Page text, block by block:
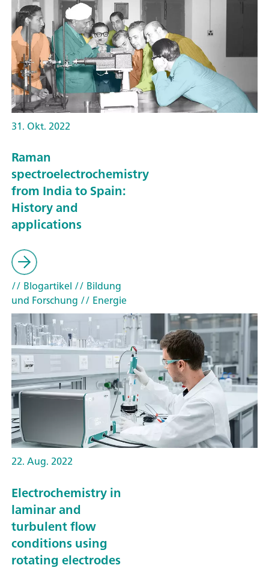
31. Okt. 2022
Raman
spectroelectrochemistry
from India to Spain:
History and
applications
// Blogartikel // Bildung
und Forschung // Energie
22. Aug. 2022
Electrochemistry in
laminar and
turbulent flow
conditions using
rotating electrodes